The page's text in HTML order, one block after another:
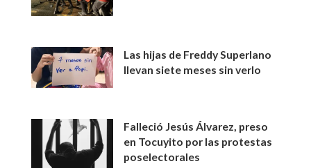
Las hijas de Freddy Superlano
llevan siete meses sin verlo
Falleció Jesús Álvarez, preso
en Tocuyito por las protestas
poselectorales